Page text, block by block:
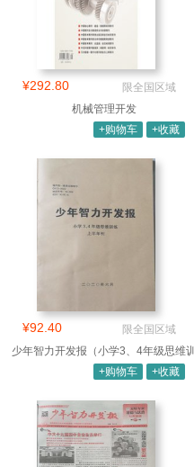
¥292.80
限全国区域
机械管理开发
+购物车
+收藏
¥92.40
限全国区域
少年智力开发报（小学3、4年级思维训
练合
+购物车 +收藏